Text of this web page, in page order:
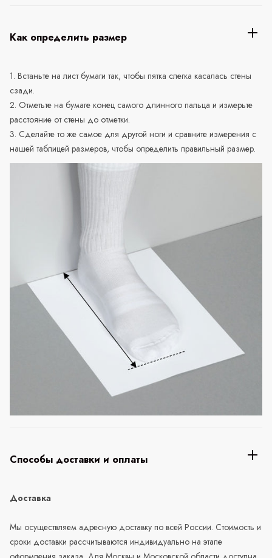
Как определить размер
1. Встаньте на лист бумаги так, чтобы пятка слегка касалась стены
сзади.
2. Отметьте на бумаге конец самого длинного пальца и измерьте
расстояние от стены до отметки.
3. Сделайте то же самое для другой ноги и сравните измерения с
нашей таблицей размеров, чтобы определить правильный размер.
Способы доставки и оплаты
Доставка
Мы осуществляем адресную доставку по всей России. Стоимость и
сроки доставки рассчитываются индивидуально на этапе